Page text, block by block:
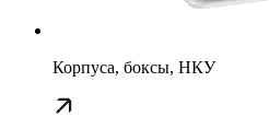
Корпуса, боксы, НКУ